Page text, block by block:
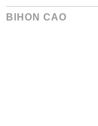
BIHON CAO